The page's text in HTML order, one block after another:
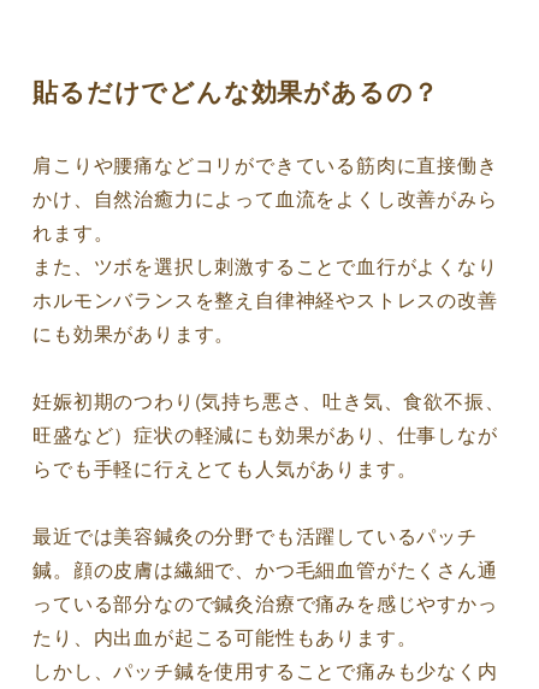
貼るだけでどんな効果があるの？
肩こりや腰痛などコリができている筋肉に直接働き
かけ、自然治癒力によって血流をよくし改善がみら
れます。
また、ツボを選択し刺激することで血行がよくなり
ホルモンバランスを整え自律神経やストレスの改善
にも効果があります。
妊娠初期のつわり(気持ち悪さ、吐き気、食欲不振、
旺盛など）症状の軽減にも効果があり、仕事しなが
らでも手軽に行えとても人気があります。
最近では美容鍼灸の分野でも活躍しているパッチ
鍼。顔の皮膚は繊細で、かつ毛細血管がたくさん通
っている部分なので鍼灸治療で痛みを感じやすかっ
たり、内出血が起こる可能性もあります。
しかし、パッチ鍼を使用することで痛みも少なく内